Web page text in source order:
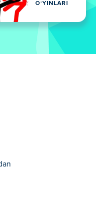
OʻYINLARI